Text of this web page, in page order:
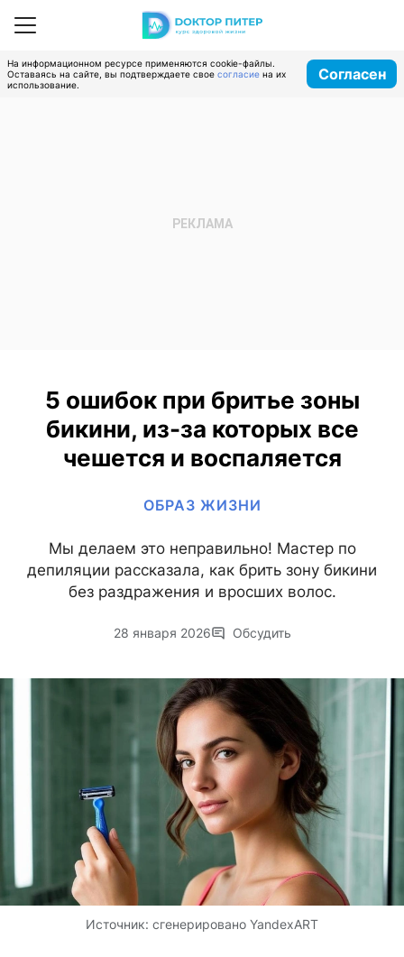
На информационном ресурсе применяются cookie-файлы.
Оставаясь на сайте, вы подтверждаете свое согласие на их
использование.
Согласен
5 ошибок при бритье зоны
бикини, из-за которых все
чешется и воспаляется
ОБРАЗ ЖИЗНИ
Мы делаем это неправильно! Мастер по
депиляции рассказала, как брить зону бикини
без раздражения и вросших волос.
28 января 2026 Обсудить
Источник: сгенерировано YandexART